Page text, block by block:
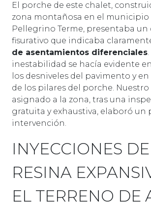
El porche de este chalet,
zona montañosa en el municipio
Pellegrino Terme, presentaba un
fisurativo que indicaba
de asentamientos diferenciales
inestabilidad se hacía evidente
los desniveles del pavimento y
de los pilares del porche.
asignado a la zona, tras una
gratuita y exhaustiva, elaboró un
intervención.
INYECCIONES DE
RESINA
EL TERRENO DE